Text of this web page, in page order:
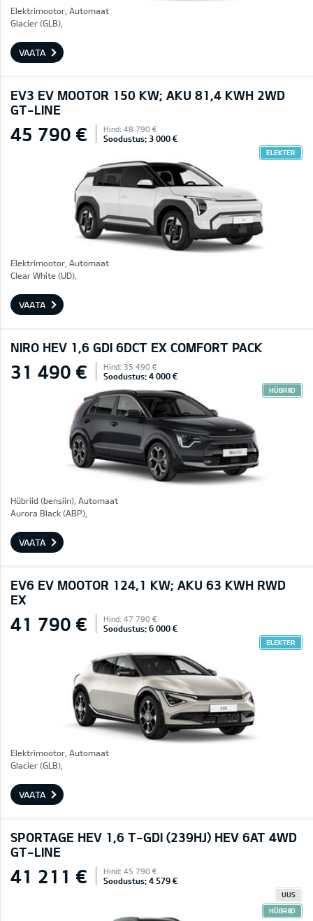
Elektrimootor, Automaat
Glacier (GLB),
VAATA
EV3 EV MOOTOR 150 KW; AKU 81,4 KWH 2WD
GT-LINE
45 790 € Hind: 48 790 €
Soodustus: 3 000 €
ELEKTER
Elektrimootor, Automaat
Clear White (UD),
VAATA
NIRO HEV 1,6 GDI 6DCT EX COMFORT PACK
31 490 € Hind: 35 490 €
Soodustus: 4 000 €
HÜBRIID
Hübriid (bensiin), Automaat
Aurora Black (ABP),
VAATA
EV6 EV MOOTOR 124,1 KW; AKU 63 KWH RWD
EX
41 790 € Hind: 47 790 €
Soodustus: 6 000 €
ELEKTER
Elektrimootor, Automaat
Glacier (GLB),
VAATA
SPORTAGE HEV 1,6 T-GDI (239HJ) HEV 6AT 4WD
GT-LINE
41 211 € Hind: 45 790 €
Soodustus: 4 579 €
UUS
HÜBRIID